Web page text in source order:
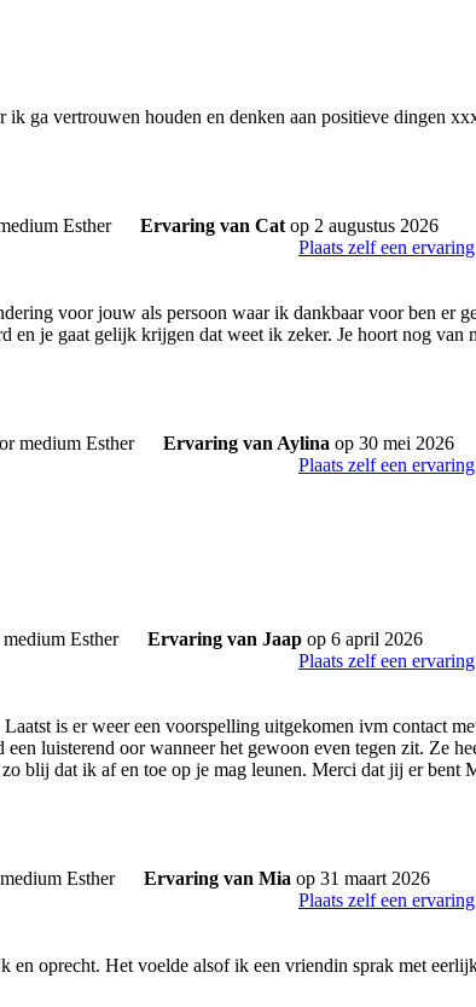
ik ga vertrouwen houden en denken aan positieve dingen
Ervaring van Cat op 2 augustus 2026
Plaats zelf een ervaring
voor jouw als persoon waar ik dankbaar voor ben er
en je gaat gelijk krijgen dat weet ik zeker. Je hoort nog van
Ervaring van Aylina op 30 mei 2026
Plaats zelf een ervaring
Ervaring van Jaap op 6 april 2026
Plaats zelf een ervaring
is er weer een voorspelling uitgekomen ivm contact
luisterend oor wanneer het gewoon even tegen zit. Ze
blij dat ik af en toe op je mag leunen. Merci dat jij er bent
Ervaring van Mia op 31 maart 2026
Plaats zelf een ervaring
oprecht. Het voelde alsof ik een vriendin sprak met